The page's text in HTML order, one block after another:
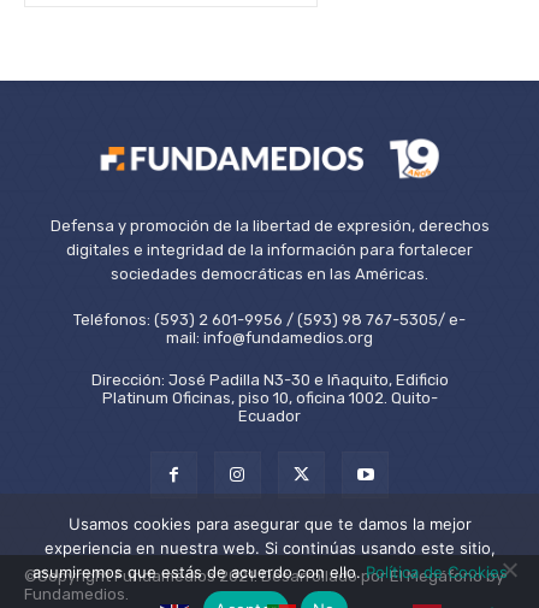
Defensa y promoción de la libertad de expresión, derechos
digitales e integridad de la información para fortalecer
sociedades democráticas en las Américas.
Teléfonos: (593) 2 601-9956 / (593) 98 767-5305/ e-
mail: info@fundamedios.org
Dirección: José Padilla N3-30 e Iñaquito, Edificio
Platinum Oficinas, piso 10, oficina 1002. Quito-
Ecuador
©Copyright Fundamedios 2021. Desarrollado por El Megáfono by
Fundamedios.
Usamos cookies para asegurar que te damos la mejor
experiencia en nuestra web. Si continúas usando este sitio,
asumiremos que estás de acuerdo con ello.Política de Cookies